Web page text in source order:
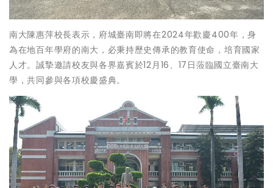
南大陳惠萍校長表示，府城臺南即將在2024年歡慶400年，身
為在地百年學府的南大，必秉持歷史傳承的教育使命，培育國家
人才。誠摯邀請校友與各界嘉賓於12月16、17日蒞臨國立臺南大
學，共同參與各項校慶盛典。